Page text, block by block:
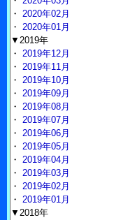
・ 2020年02月
・ 2020年01月
▼2019年
・ 2019年12月
・ 2019年11月
・ 2019年10月
・ 2019年09月
・ 2019年08月
・ 2019年07月
・ 2019年06月
・ 2019年05月
・ 2019年04月
・ 2019年03月
・ 2019年02月
・ 2019年01月
▼2018年